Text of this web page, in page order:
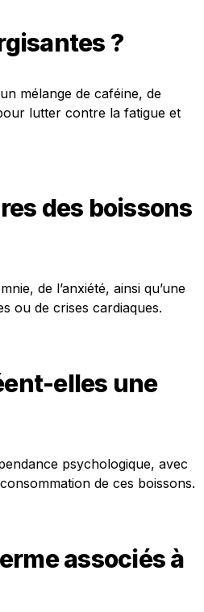
?
mélange de caféine, de
lutter contre la fatigue et
des boissons
de l’anxiété, ainsi qu’une
ou de crises cardiaques.
elles une
psychologique, avec
de ces boissons.
associés à